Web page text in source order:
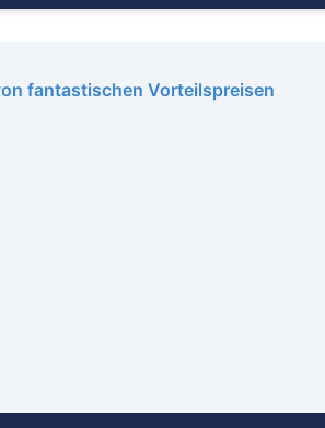
fantastischen Vorteilspreisen